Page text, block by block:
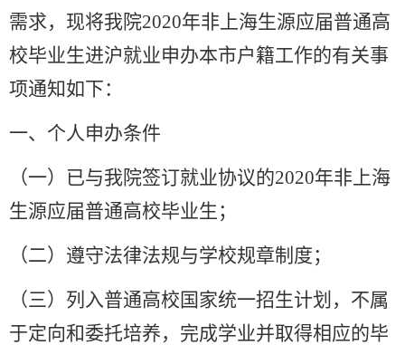
需求，现将我院2020年非上海生源应届普通高
校毕业生进沪就业申办本市户籍工作的有关事
项通知如下：
一、个人申办条件
（一）已与我院签订就业协议的2020年非上海
生源应届普通高校毕业生；
（二）遵守法律法规与学校规章制度；
（三）列入普通高校国家统一招生计划，不属
于定向和委托培养，完成学业并取得相应的毕